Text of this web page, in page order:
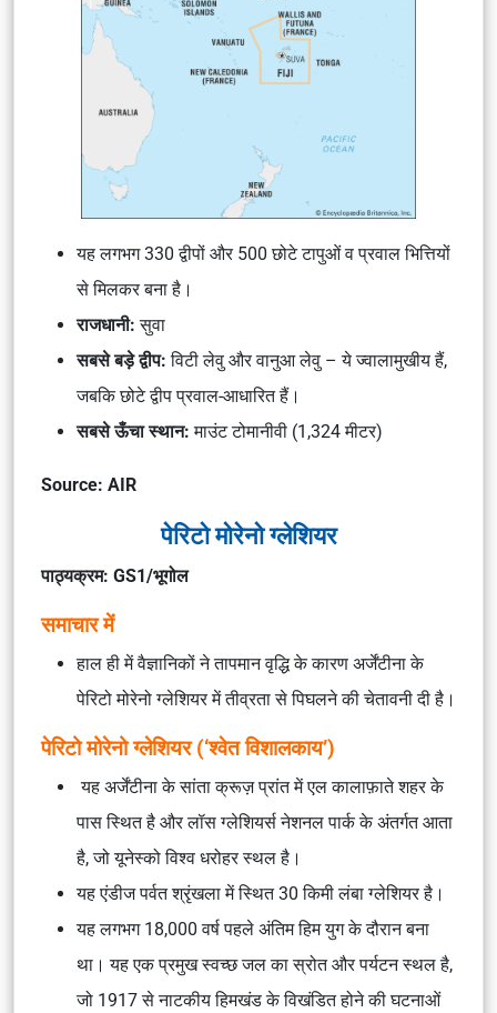
यह लगभग 330 द्वीपों और 500 छोटे टापुओं व प्रवाल भित्तियों
से मिलकर बना है।
राजधानी:सुवा
सबसे बड़े द्वीप: विटी लेवु औरवानुआ लेवु – ये ज्वालामुखीय हैं,
जबकि छोटे द्वीप प्रवाल-आधारित हैं।
सबसे ऊँचा स्थान:माउंट टोमानीवी (1,324 मीटर)
Source: AIR
पेरिटो मोरेनो ग्लेशियर
पाठ्यक्रम: GS1/भूगोल
समाचार में
हाल ही में वैज्ञानिकों ने तापमान वृद्धि के कारण अर्जेंटीना के
पेरिटो मोरेनो ग्लेशियरमें तीव्रता से पिघलने की चेतावनी दी है।
पेरिटो मोरेनो ग्लेशियर (‘श्वेत विशालकाय’)
यह अर्जेंटीना केसांता क्रूज़प्रांत मेंएल कालाफ़ातेशहर के
पास स्थित है औरलॉस ग्लेशियर्स नेशनल पार्कके अंतर्गत आता
है, जोयूनेस्को विश्व धरोहर स्थलहै।
यहएंडीज पर्वत श्रृंखलामें स्थित 30 किमी लंबा ग्लेशियर है।
यह लगभग 18,000 वर्ष पहले अंतिम हिम युग के दौरान बना
था। यह एक प्रमुखस्वच्छ जल का स्रोतऔरपर्यटन स्थलहै,
जो 1917 सेनाटकीय हिमखंड के विखंडित होने की घटनाओं